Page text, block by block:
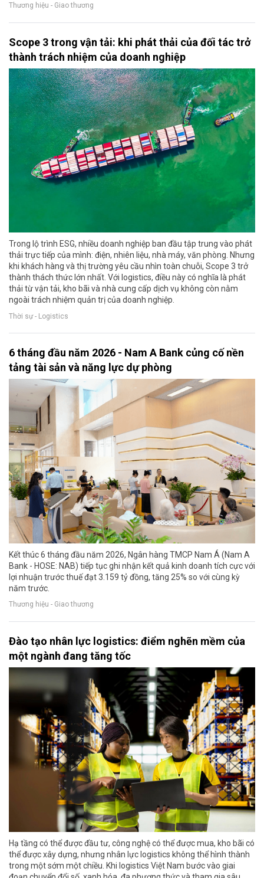
Thương hiệu - Giao thương
Scope 3 trong vận tải: khi phát thải của đối tác trở
thành trách nhiệm của doanh nghiệp
Trong lộ trình ESG, nhiều doanh nghiệp ban đầu tập trung vào phát
thải trực tiếp của mình: điện, nhiên liệu, nhà máy, văn phòng. Nhưng
khi khách hàng và thị trường yêu cầu nhìn toàn chuỗi, Scope 3 trở
thành thách thức lớn nhất. Với logistics, điều này có nghĩa là phát
thải từ vận tải, kho bãi và nhà cung cấp dịch vụ không còn nằm
ngoài trách nhiệm quản trị của doanh nghiệp.
Thời sự - Logistics
6 tháng đầu năm 2026 - Nam A Bank củng cố nền
tảng tài sản và năng lực dự phòng
Kết thúc 6 tháng đầu năm 2026, Ngân hàng TMCP Nam Á (Nam A
Bank - HOSE: NAB) tiếp tục ghi nhận kết quả kinh doanh tích cực với
lợi nhuận trước thuế đạt 3.159 tỷ đồng, tăng 25% so với cùng kỳ
năm trước.
Thương hiệu - Giao thương
Đào tạo nhân lực logistics: điểm nghẽn mềm của
một ngành đang tăng tốc
Hạ tầng có thể được đầu tư, công nghệ có thể được mua, kho bãi có
thể được xây dựng, nhưng nhân lực logistics không thể hình thành
trong một sớm một chiều. Khi logistics Việt Nam bước vào giai